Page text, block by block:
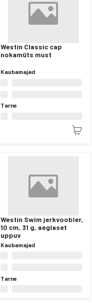
Westin Classic cap
nokamüts must
Kaubamajad
Tarne
Westin Swim jerkvoobler,
10 cm, 31 g, aeglaset
uppuv
Kaubamajad
Tarne